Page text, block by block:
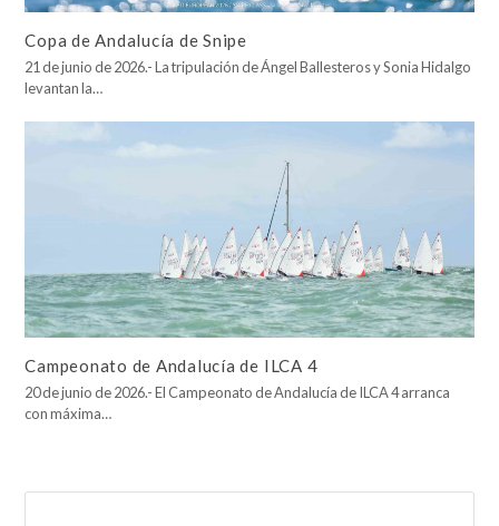
Copa de Andalucía de Snipe
21 de junio de 2026.- La tripulación de Ángel Ballesteros y Sonia Hidalgo
levantan la…
Campeonato de Andalucía de ILCA 4
20 de junio de 2026.- El Campeonato de Andalucía de ILCA 4 arranca
con máxima…